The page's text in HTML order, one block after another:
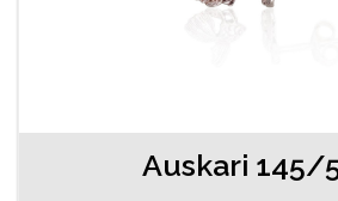
Auskari 145/